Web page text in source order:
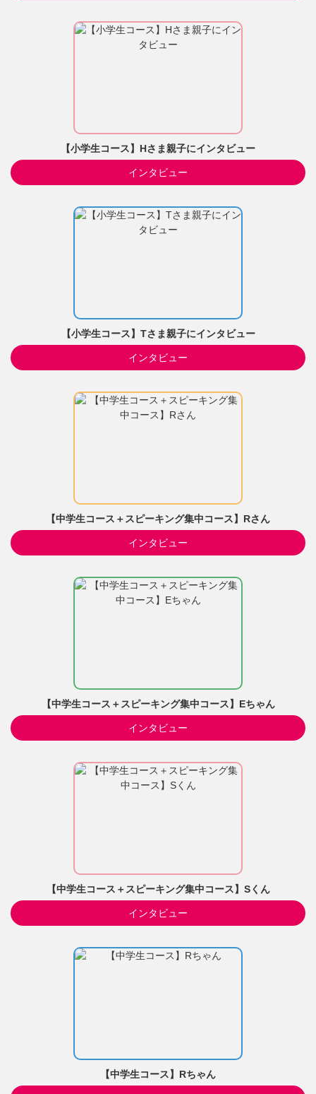
【小学生コース】Hさま親子にインタビュー
インタビュー
【小学生コース】Tさま親子にインタビュー
インタビュー
【中学生コース＋スピーキング集中コース】Rさん
インタビュー
【中学生コース＋スピーキング集中コース】Eちゃん
インタビュー
【中学生コース＋スピーキング集中コース】Sくん
インタビュー
【中学生コース】Rちゃん